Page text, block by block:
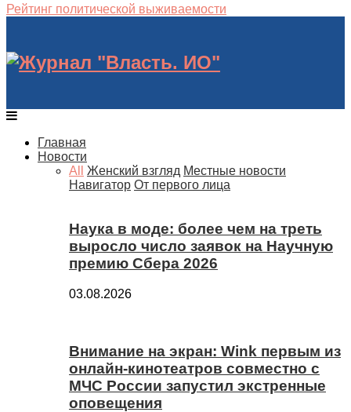
Рейтинг политической выживаемости
Главная
Новости
All
Женский взгляд Местные новости
Навигатор От первого лица
Наука в моде: более чем на треть
выросло число заявок на Научную
премию Сбера 2026
03.08.2026
Внимание на экран: Wink первым из
онлайн-кинотеатров совместно с
МЧС России запустил экстренные
оповещения